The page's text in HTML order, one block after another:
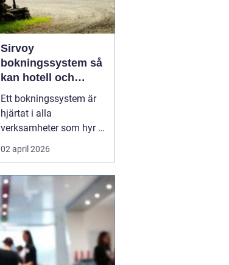
Sirvoy
bokningssystem så
kan hotell och
uthyrning ta nästa
steg
Ett bokningssystem är
hjärtat i alla
verksamheter som hyr ut
rum, stugor eller andra
objekt. När bokningarna
mejl till webben behövs
verktyg som är lätta att
förstå, fungerar dygnet
runt och minskar risken
för dubbelbokningar...
02 april 2026